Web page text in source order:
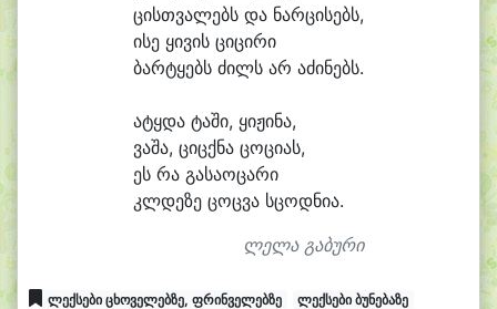
ცისთვალებს და ნარცისებს,
ისე ყივის ციცირი
ბარტყებს ძილს არ აძინებს.
ატყდა ტაში, ყიჟინა,
ვაშა, ციცქნა ცოციას,
ეს რა გასაოცარი
კლდეზე ცოცვა სცოდნია.
ლელა გაბური
ლექსები ცხოველებზე, ფრინველებზე
ლექსები ბუნებაზე